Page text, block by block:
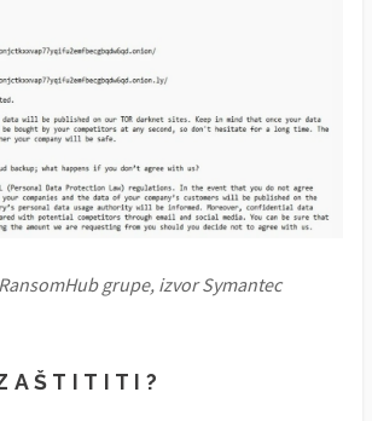
grupe, izvor Symantec